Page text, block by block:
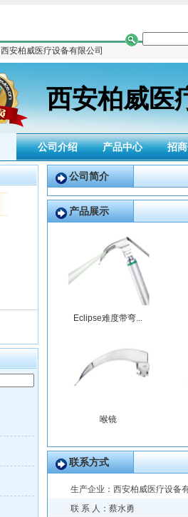
西安柏威医疗设备有限公司
西安柏威医
公司介绍 产品中心 招
公司简介
产品展示
Eclipse难度带弯...
喉镜
联系方式
生产企业： 西安柏威医疗设备
联 系 人：蔡水勇